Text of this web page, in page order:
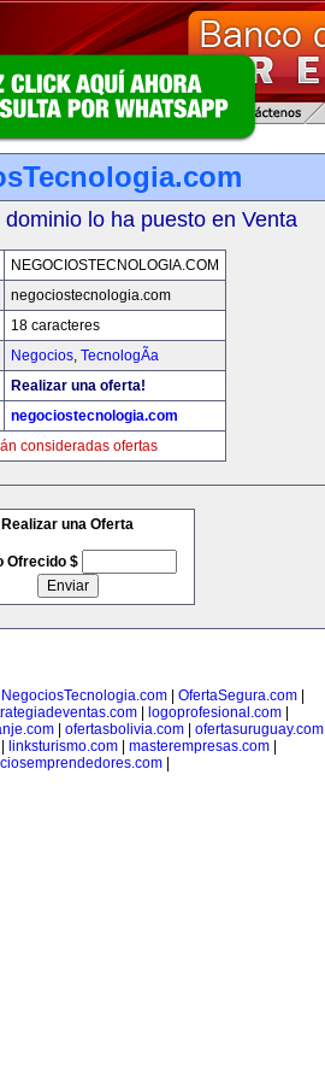
lo ha puesto en Venta
NEGOCIOSTECNOLOGIA.COM
negociostecnologia.com
18 caracteres
Negocios, TecnologÃ­a
Realizar una oferta!
negociostecnologia.com
consideradas ofertas
Realizar una Oferta
Ofrecido $
NegociosTecnologia.com OfertaSegura.com
logoprofesional.com
| ofertasbolivia.com| ofertasuruguay.com|
linksturismo.com| masterempresas.com|
|